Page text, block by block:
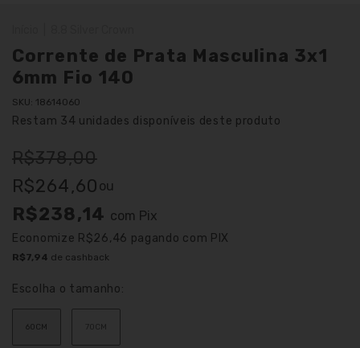
Corrente de Prata Masculina 3x1
6mm Fio 140
SKU: 18614060
Restam 34 unidades disponíveis deste produto
R$378,00
R$264,60 ou
R$238,14 com Pix
Economize R$26,46 pagando com PIX
R$7,94 de cashback
Escolha o tamanho:
60CM 70CM